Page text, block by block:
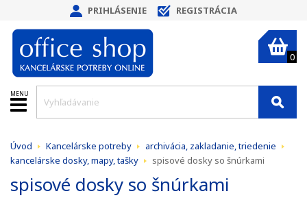
PRIHLÁSENIE REGISTRÁCIA
0
MENU
Úvod Kancelárske potreby
archivácia, zakladanie, triedenie
kancelárske dosky, mapy, tašky
spisové dosky so šnúrkami
spisové dosky so šnúrkami